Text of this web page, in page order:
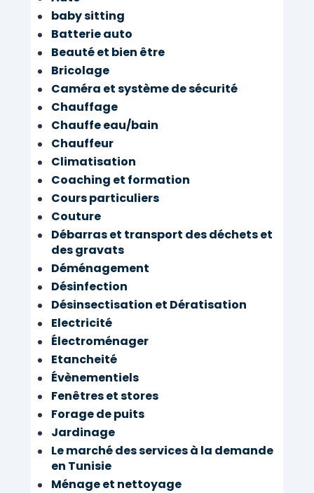
baby sitting
Batterie auto
Beauté et bien être
Bricolage
Caméra et système de sécurité
Chauffage
Chauffe eau/bain
Chauffeur
Climatisation
Coaching et formation
Cours particuliers
Couture
Débarras et transport des déchets et
des gravats
Déménagement
Désinfection
Désinsectisation et Dératisation
Electricité
Électroménager
Etancheité
Évènementiels
Fenêtres et stores
Forage de puits
Jardinage
Le marché des services à la demande
en Tunisie
Ménage et nettoyage